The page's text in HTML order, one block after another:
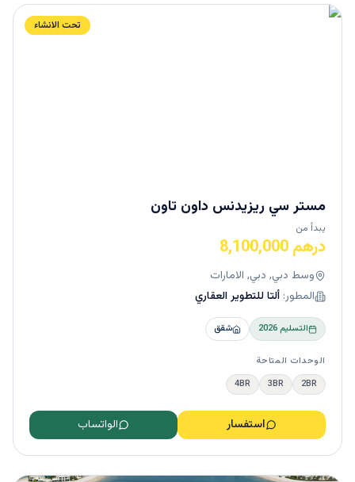
تحت الانشاء
مستر سي ريزيدنس داون تاون
يبدأ من
درهم 8,100,000
وسط دبي, دبي, الامارات
المطور: ألتا للتطوير العقاري
التسليم2026 شقق
الوحدات المتاحة
2BR
3BR
4BR
استفسار الواتساب